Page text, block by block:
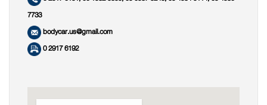
7733
bodycar.us@gmail.com
0 2917 6192